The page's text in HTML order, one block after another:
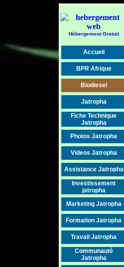
Hébergement Gratuit
Accueil
BPR Afrique
Biodiesel
Jatropha
Fiche Technique
Jatropha
Photos Jatropha
Videos Jatropha
Assistance Jatropha
Investissement
jatropha
Marketing Jatropha
Formation Jatropha
Travail Jatropha
Communauté
Jatropha